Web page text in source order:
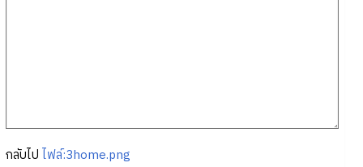
กลับไป ไฟล์:3home.png